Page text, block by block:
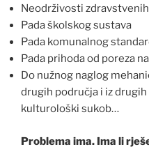
Neodrživosti
Pada školskog sustava
Pada komunalnog
Pada prihoda od poreza
Do nužnog naglog
drugih područja i iz
kulturološki sukob…
Problema ima. Ima li